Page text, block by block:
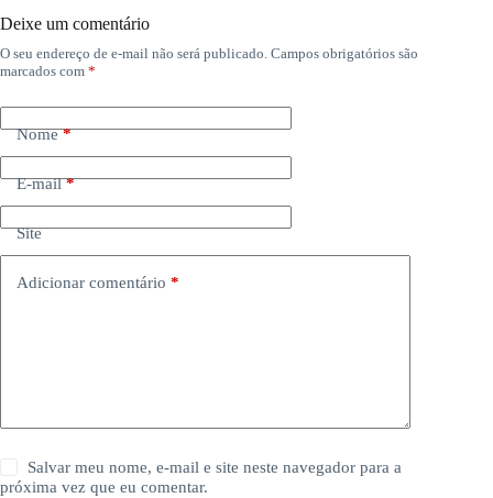
Deixe um comentário
O seu endereço de e-mail não será publicado. Campos obrigatórios são
marcados com *
Nome*
E-mail*
Site
Adicionar comentário *
Salvar meu nome, e-mail e site neste navegador para a
próxima vez que eu comentar.